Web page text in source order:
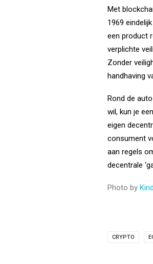
Met
1969
een product
verplichte
Zonder
handhaving
Rond de
wil, kun je
eigen
consument
aan regels
decentrale
Photo by
CRYPTO